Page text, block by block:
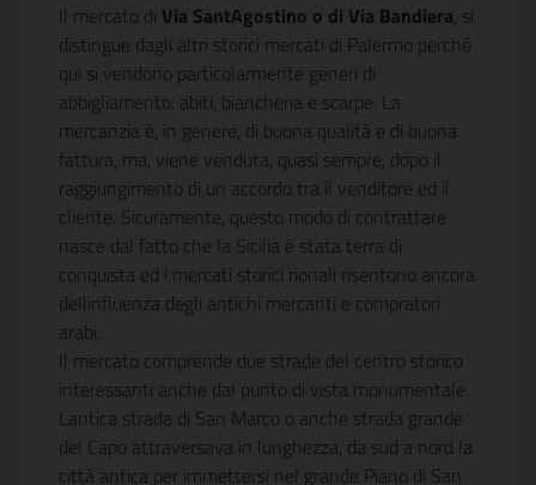
Il mercato di Via SantAgostino o di Via Bandiera, si
distingue dagli altri storici mercati di Palermo perché
qui si vendono particolarmente generi di
abbigliamento: abiti, biancheria e scarpe. La
mercanzia è, in genere, di buona qualità e di buona
fattura, ma, viene venduta, quasi sempre, dopo il
raggiungimento di un accordo tra il venditore ed il
cliente. Sicuramente, questo modo di contrattare
nasce dal fatto che la Sicilia è stata terra di
conquista ed i mercati storici rionali risentono ancora
dellinfluenza degli antichi mercanti e compratori
arabi.
Il mercato comprende due strade del centro storico
interessanti anche dal punto di vista monumentale.
Lantica strada di San Marco o anche strada grande
del Capo attraversava in lunghezza, da sud a nord la
città antica per immettersi nel grande Piano di San